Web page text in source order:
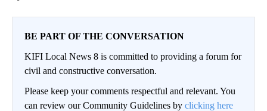
BE PART OF THE CONVERSATION
KIFI Local News 8 is committed to providing a forum for
civil and constructive conversation.
Please keep your comments respectful and relevant. You
can review our Community Guidelines by clicking here